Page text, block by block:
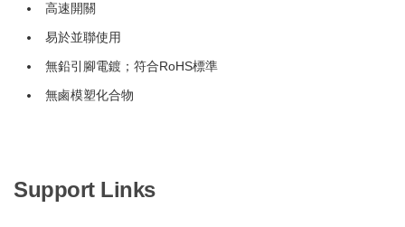
高速開關
易於並聯使用
無鉛引腳電鍍；符合RoHS標準
無鹵模塑化合物
Support Links